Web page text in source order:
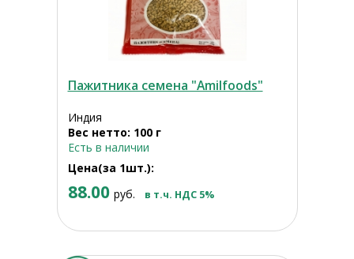
Пажитника семена "Amilfoods"
Индия
Вес нетто: 100 г
Есть в наличии
Цена(за 1шт.):
88.00 руб. в т.ч. НДС 5%